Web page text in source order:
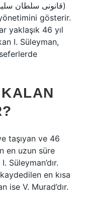
gösterir.
yaklaşık 46 yıl
I. Süleyman,
taşıyan ve 46
en uzun süre
Süleyman’dır.
en kısa
ise V. Murad’dır.